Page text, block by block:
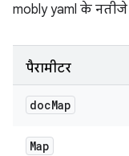
mobly yaml के
पैरामीटर
docMap
Map